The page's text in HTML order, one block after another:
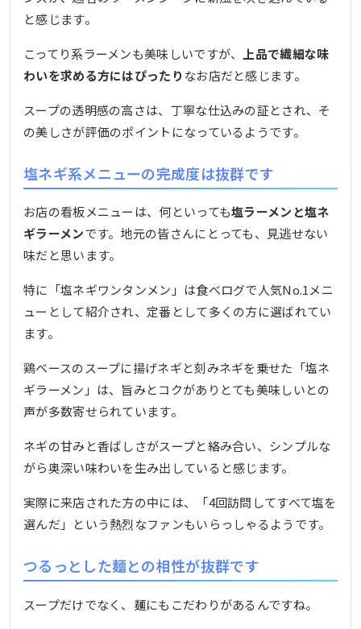
と感じます。
こってり系ラーメンも美味しいですが、
上品で繊細な味
わいを求める方にはぴったり なお店だと感じます。
スープの透明感の高さは、丁寧な仕込みの証とされ、そ
の美しさが評価のポイントになっているようです。
塩ネギ系メニューの完成度は抜群です
お店の看板メニューは、何といっても塩ラーメンと塩ネ
ギラーメンです。地元の皆さんにとっても、見逃せない
味だと思います。
特に「塩ネギワンタンメン」は食べログで人気No.1メニ
ューとして紹介され、定番として多くの方に選ばれてい
ます。
鶏ベースのスープに揚げネギと刻みネギを乗せた「塩ネ
ギラーメン」は、旨みとコクがありとても美味しいとの
声が多数寄せられています。
ネギの甘みと香ばしさがスープと絡み合い、シンプルな
がら奥深い味わいを生み出していると感じます。
実際に来店された方の中には、「4回訪問してすべて塩を
選んだ」という熱烈なファンもいらっしゃるようです。
つるっとした麺との相性が抜群です
スープだけでなく、麺にもこだわりがあるんですね。